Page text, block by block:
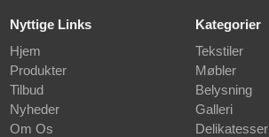
Nyttige Links
Hjem
Produkter
Tilbud
Nyheder
Om Os
Kategorier
Tekstiler
Møbler
Belysning
Galleri
Delikatesser